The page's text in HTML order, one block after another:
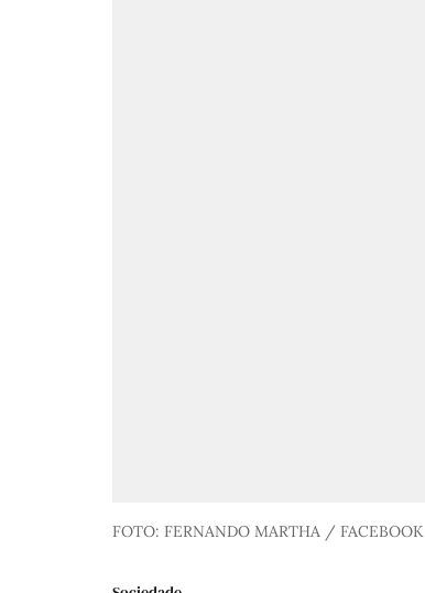
FOTO: FERNANDO MARTHA / FACEBOOK